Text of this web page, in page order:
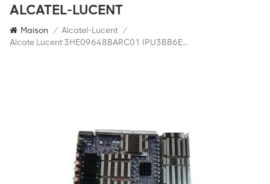
ALCATEL-LUCENT
Maison / Alcatel-Lucent /
Alcate Lucent 3HE09648BARC01 IPU3BB6EAA NS1851F2514